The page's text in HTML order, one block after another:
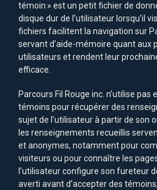
témoin » est un petit fichier de
disque dur de l’utilisateur lorsqu’il
fichiers facilitent la navigation sur
servant d’aide-mémoire quant aux
utilisateurs et rendent leur
efficace.
Parcours Fil Rouge inc. n’utilise pas
témoins pour récupérer des
sujet de l’utilisateur à partir de son
les renseignements recueillis
et anonymes, notamment pour
visiteurs ou pour connaître les
l’utilisateur configure son fureteur
averti avant d’accepter des